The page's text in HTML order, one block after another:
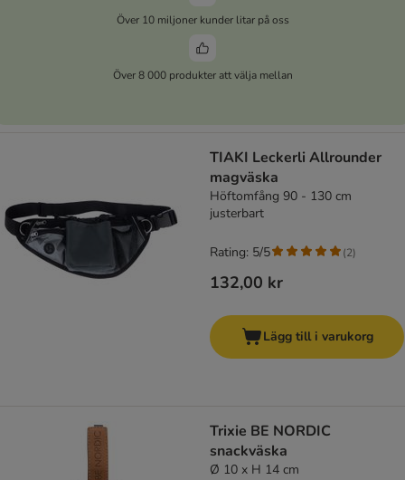
Över 10 miljoner kunder litar på oss
Över 8 000 produkter att välja mellan
TIAKI Leckerli Allrounder
magväska
Höftomfång 90 - 130 cm
justerbart
132,00 kr
Rating: 5/5 (2)
Lägg till i varukorg
Trixie BE NORDIC
snackväska
Ø 10 x H 14 cm